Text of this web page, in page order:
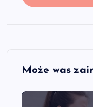
Może was